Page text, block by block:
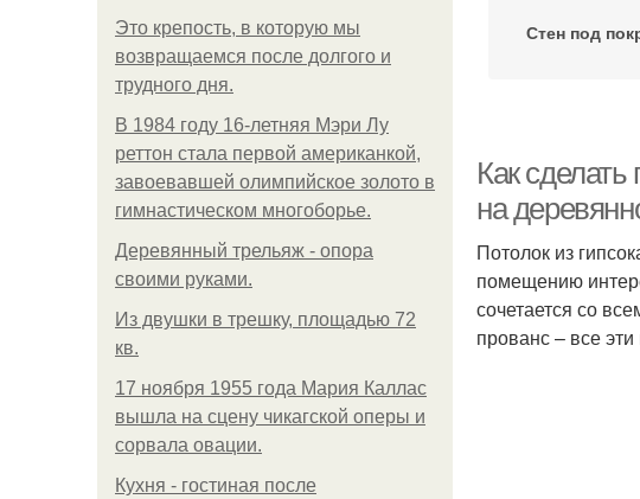
Это крепость, в которую мы
возвращаемся после долгого и
трудного дня.
В 1984 году 16-летняя Мэри Лу
реттон стала первой американкой,
завоевавшей олимпийское золото в
гимнастическом многоборье.
Деревянный трельяж - опора
своими руками.
Из двушки в трешку, площадью 72
кв.
17 ноября 1955 года Мария Каллас
вышла на сцену чикагской оперы и
сорвала овации.
Кухня - гостиная после
Стен под
Как
на
Потолок из
помещению
сочетается со
прованс – все эти